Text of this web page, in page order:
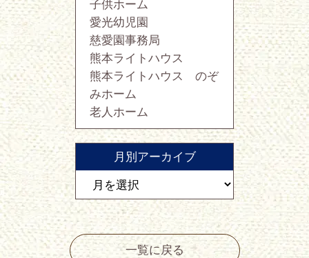
子供ホーム
愛光幼児園
慈愛園事務局
熊本ライトハウス
熊本ライトハウス のぞ
みホーム
老人ホーム
月別アーカイブ
一覧に戻る